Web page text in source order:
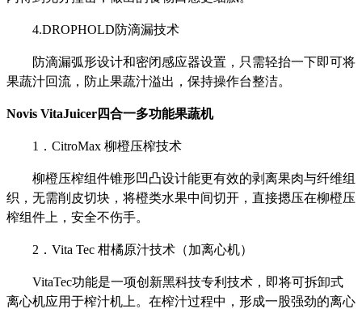
4.DROPHOLD防滴漏技术
防滴漏弧形设计和密闭感应器设置，只需轻抬一下即可将
果蔬汁回流，防止果蔬汁溢出，保持操作台整洁。
Novis VitaJuicer四合一多功能果蔬机
1．CitroMax 柳橙压榨技术
柳橙压榨组件锥形凹凸设计能更有效的剥离果肉与纤维组
织，无需削皮切块，将橙类水果中间切开，直接摁压在柳橙压
榨组件上，安全不伤手。
2．Vita Tec 柑橘原汁技术（加离心机）
VitaTec功能是一项创新黑科技专利技术，即将可拆卸式
离心机应用于榨汁机上。在榨汁过程中，形成一股强劲的离心